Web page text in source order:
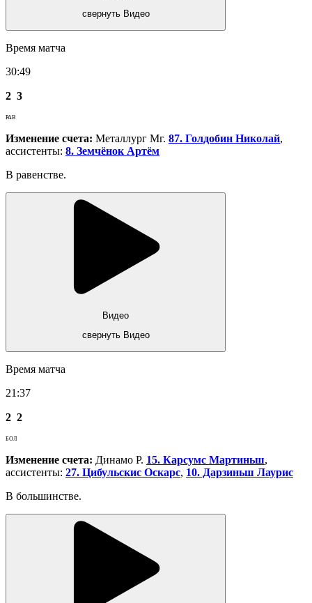
свернуть Видео
Время матча
30:49
2 3
РАВ
Изменение счета: Металлург Мг. 87. Голдобин Николай,
ассистенты: 8. Земчёнок Артём
В равенстве.
Видео
свернуть Видео
Время матча
21:37
2 2
БОЛ
Изменение счета: Динамо Р. 15. Карсумс Мартиньш,
ассистенты: 27. Цибульскис Оскарс, 10. Дарзиньш Лаурис
В большинстве.